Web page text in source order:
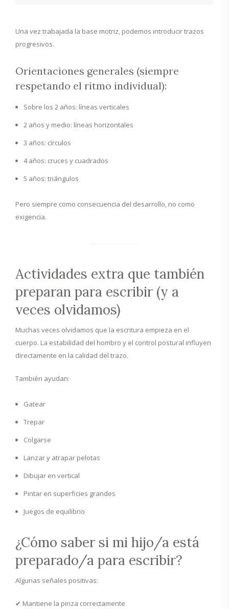
Una vez trabajada la base motriz, podemos introducir trazos
progresivos.
Orientaciones generales (siempre
respetando el ritmo individual):
Sobre los 2 años: líneas verticales
2 años y medio: líneas horizontales
3 años: círculos
4 años: cruces y cuadrados
5 años: triángulos
Pero siempre como consecuencia del desarrollo, no como
exigencia.
Actividades extra que también
preparan para escribir (y a
veces olvidamos)
Muchas veces olvidamos que la escritura empieza en el
cuerpo. La estabilidad del hombro y el control postural influyen
directamente en la calidad del trazo.
También ayudan:
Gatear
Trepar
Colgarse
Lanzar y atrapar pelotas
Dibujar en vertical
Pintar en superficies grandes
Juegos de equilibrio
¿Cómo saber si mi hijo/a está
preparado/a para escribir?
Algunas señales positivas:
✔ Mantiene la pinza correctamente